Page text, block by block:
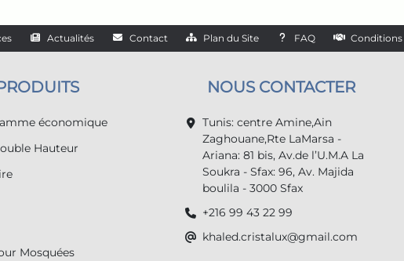
Actualités Contact Plan du Site FAQ Conditions
économique
Hauteur
Mosquées
NOUS CONTACTER
Tunis: centre Amine,Ain
Zaghouane,Rte LaMarsa -
Ariana: 81 bis, Av.de l’U.M.A La
Soukra - Sfax: 96, Av. Majida
boulila - 3000 Sfax
+216 99 43 22 99
khaled.cristalux@gmail.com